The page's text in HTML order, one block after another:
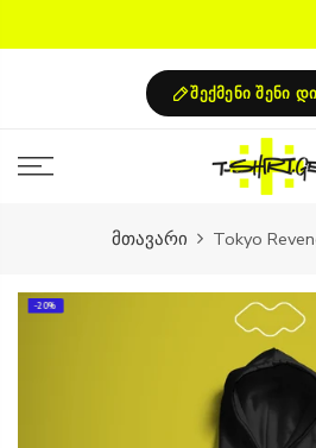
შექმენი შენი
მთავარი Tokyo
-20%